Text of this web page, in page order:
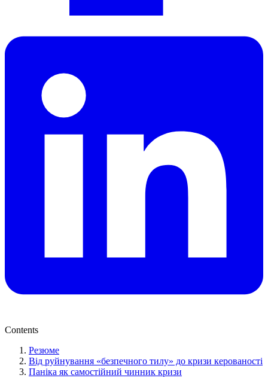
Contents
Резюме
Від руйнування «безпечного тилу» до кризи керованості
Паніка як самостійний чинник кризи